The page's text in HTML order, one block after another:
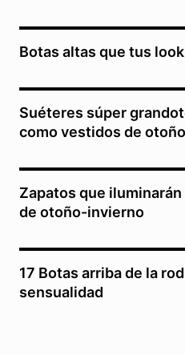
Botas altas que tus
Suéteres súper
como vestidos de otoño
Zapatos que
de otoño-invierno
17 Botas arriba de la
sensualidad